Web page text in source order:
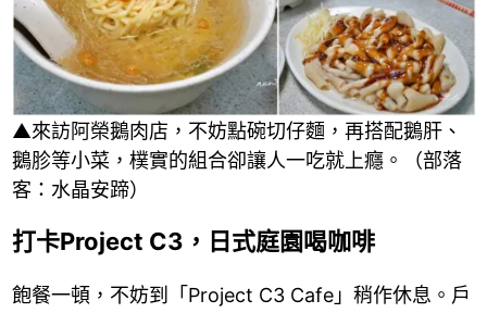
▲來訪阿榮鵝肉店，不妨點碗切仔麵，再搭配鵝肝、
鵝胗等小菜，樸實的組合卻讓人一吃就上癮。（部落
客：水晶安蹄）
打卡Project C3，日式庭園喝咖啡
飽餐一頓，不妨到「Project C3 Cafe」稍作休息。戶